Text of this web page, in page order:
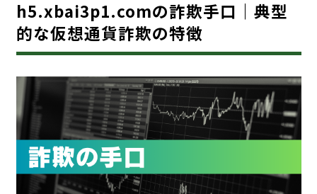
h5.xbai3p1.comの詐欺手口｜典型
的な仮想通貨詐欺の特徴